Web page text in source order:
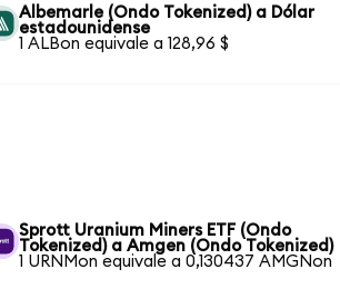
Albemarle (Ondo Tokenized) a Dólar
estadounidense
1 ALBon equivale a 128,96 $
Sprott Uranium Miners ETF (Ondo
Tokenized) a Amgen (Ondo Tokenized)
1 URNMon equivale a 0,130437 AMGNon